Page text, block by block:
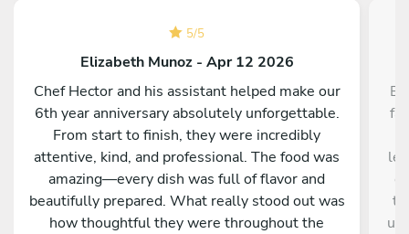
5/5
Elizabeth Munoz - Apr 12 2026
Chef Hector and his assistant helped make our
6th year anniversary absolutely unforgettable.
From start to finish, they were incredibly
attentive, kind, and professional. The food was
amazing—every dish was full of flavor and
beautifully prepared. What really stood out was
how thoughtful they were throughout the
us